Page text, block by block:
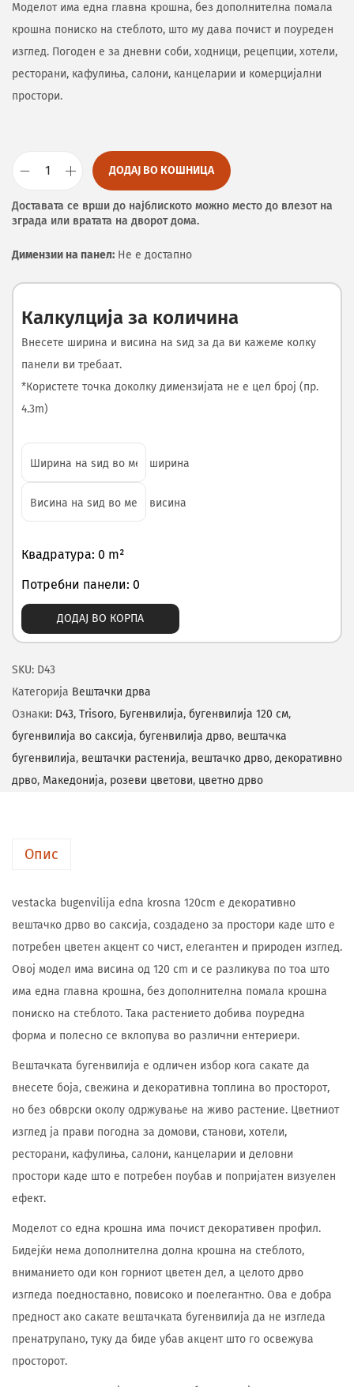
Моделот има една главна крошна, без дополнителна помала
крошна пониско на стеблото, што му дава почист и поуреден
изглед. Погоден е за дневни соби, ходници, рецепции, хотели,
ресторани, кафулиња, салони, канцеларии и комерцијални
простори.
ДОДАЈ ВО КОШНИЦА
Доставата се врши до најблиското можно место до влезот на
зграда или вратата на дворот дома.
Димензии на панел: Не е достапно
Калкулција за количина
Внесете ширина и висина на ѕид за да ви кажеме колку
панели ви требаат.
*Користете точка доколку димензијата не е цел број (пр.
4.3m)
ширина
висина
Квадратура: 0 m²
Потребни панели: 0
ДОДАЈ ВО КОРПА
SKU: D43
Категорија Вештачки дрва
Ознаки: D43, Trisoro, Бугенвилија, бугенвилија 120 см,
бугенвилија во саксија, бугенвилија дрво, вештачка
бугенвилија, вештачки растенија, вештачко дрво, декоративно
дрво, Македонија, розеви цветови, цветно дрво
Опис
vestacka bugenvilija edna krosna 120cm е декоративно
вештачко дрво во саксија, создадено за простори каде што е
потребен цветен акцент со чист, елегантен и природен изглед.
Овој модел има висина од 120 cm и се разликува по тоа што
има една главна крошна, без дополнителна помала крошна
пониско на стеблото. Така растението добива поуредна
форма и полесно се вклопува во различни ентериери.
Вештачката бугенвилија е одличен избор кога сакате да
внесете боја, свежина и декоративна топлина во просторот,
но без обврски околу одржување на живо растение. Цветниот
изглед ја прави погодна за домови, станови, хотели,
ресторани, кафулиња, салони, канцеларии и деловни
простори каде што е потребен поубав и попријатен визуелен
ефект.
Моделот со една крошна има почист декоративен профил.
Бидејќи нема дополнителна долна крошна на стеблото,
вниманието оди кон горниот цветен дел, а целото дрво
изгледа поедноставно, повисоко и поелегантно. Ова е добра
предност ако сакате вештачката бугенвилија да не изгледа
пренатрупано, туку да биде убав акцент што го освежува
просторот.